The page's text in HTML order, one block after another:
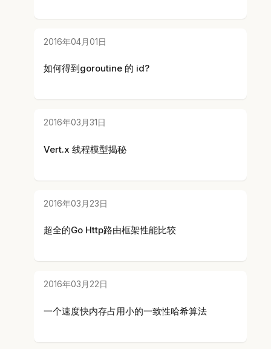
2016年04月01日
如何得到goroutine 的 id?
2016年03月31日
Vert.x 线程模型揭秘
2016年03月23日
超全的Go Http路由框架性能比较
2016年03月22日
一个速度快内存占用小的一致性哈希算法